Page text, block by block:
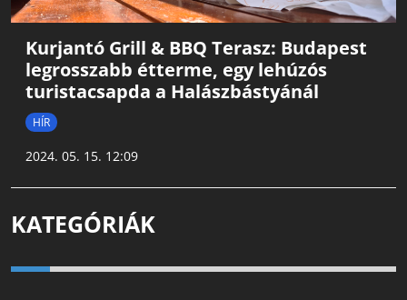
Kurjantó Grill & BBQ Terasz: Budapest
legrosszabb étterme, egy lehúzós
turistacsapda a Halászbástyánál
HÍR
2024. 05. 15. 12:09
KATEGÓRIÁK